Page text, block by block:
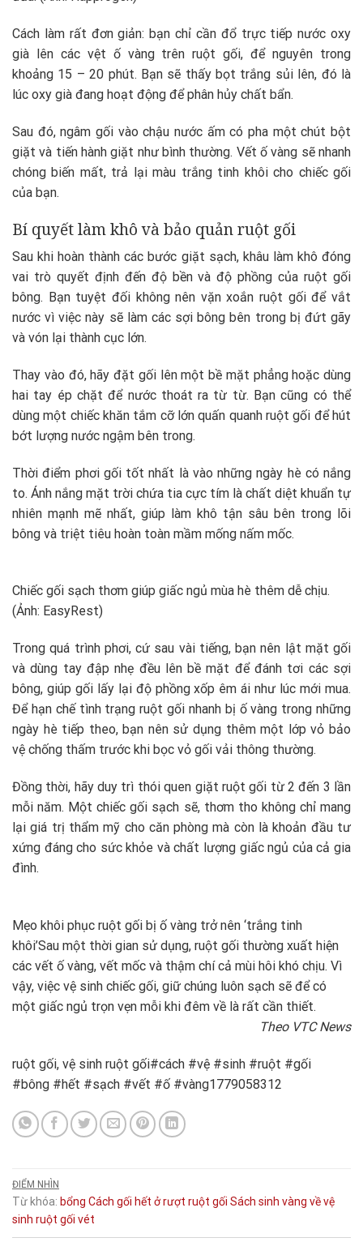
Cách làm rất đơn giản: bạn chỉ cần đổ trực tiếp nước oxy
già lên các vệt ố vàng trên ruột gối, để nguyên trong
khoảng 15 – 20 phút. Bạn sẽ thấy bọt trắng sủi lên, đó là
lúc oxy già đang hoạt động để phân hủy chất bẩn.
Sau đó, ngâm gối vào chậu nước ấm có pha một chút bột
giặt và tiến hành giặt như bình thường. Vết ố vàng sẽ nhanh
chóng biến mất, trả lại màu trắng tinh khôi cho chiếc gối
của bạn.
Bí quyết làm khô và bảo quản ruột gối
Sau khi hoàn thành các bước giặt sạch, khâu làm khô đóng
vai trò quyết định đến độ bền và độ phồng của ruột gối
bông. Bạn tuyệt đối không nên vặn xoắn ruột gối để vắt
nước vì việc này sẽ làm các sợi bông bên trong bị đứt gãy
và vón lại thành cục lớn.
Thay vào đó, hãy đặt gối lên một bề mặt phẳng hoặc dùng
hai tay ép chặt để nước thoát ra từ từ. Bạn cũng có thể
dùng một chiếc khăn tắm cỡ lớn quấn quanh ruột gối để hút
bớt lượng nước ngậm bên trong.
Thời điểm phơi gối tốt nhất là vào những ngày hè có nắng
to. Ánh nắng mặt trời chứa tia cực tím là chất diệt khuẩn tự
nhiên mạnh mẽ nhất, giúp làm khô tận sâu bên trong lõi
bông và triệt tiêu hoàn toàn mầm mống nấm mốc.
Chiếc gối sạch thơm giúp giấc ngủ mùa hè thêm dễ chịu.
(Ảnh: EasyRest)
Trong quá trình phơi, cứ sau vài tiếng, bạn nên lật mặt gối
và dùng tay đập nhẹ đều lên bề mặt để đánh tơi các sợi
bông, giúp gối lấy lại độ phồng xốp êm ái như lúc mới mua.
Để hạn chế tình trạng ruột gối nhanh bị ố vàng trong những
ngày hè tiếp theo, bạn nên sử dụng thêm một lớp vỏ bảo
vệ chống thấm trước khi bọc vỏ gối vải thông thường.
Đồng thời, hãy duy trì thói quen giặt ruột gối từ 2 đến 3 lần
mỗi năm. Một chiếc gối sạch sẽ, thơm tho không chỉ mang
lại giá trị thẩm mỹ cho căn phòng mà còn là khoản đầu tư
xứng đáng cho sức khỏe và chất lượng giấc ngủ của cả gia
đình.
Mẹo khôi phục ruột gối bị ố vàng trở nên ‘trắng tinh
khôi’Sau một thời gian sử dụng, ruột gối thường xuất hiện
các vết ố vàng, vết mốc và thậm chí cả mùi hôi khó chịu. Vì
vậy, việc vệ sinh chiếc gối, giữ chúng luôn sạch sẽ để có
một giấc ngủ trọn vẹn mỗi khi đêm về là rất cần thiết.
Theo VTC News
ruột gối, vệ sinh ruột gối#cách #vệ #sinh #ruột #gối
#bông #hết #sạch #vết #ố #vàng1779058312
ĐIỂM NHÌN
Từ khóa: bổng Cách gối hết ởrượt ruột gối Sách sinh vàng vềvệ
sinh ruột gối vét